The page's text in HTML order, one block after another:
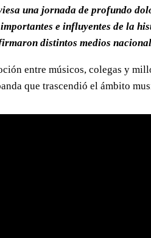
una jornada de profundo
e influyentes de la
distintos medios
entre músicos, colegas y
que trascendió el ámbito